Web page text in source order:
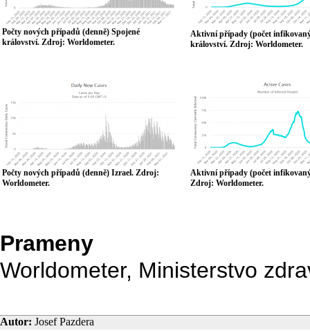
Počty nových případů (denně) Spojené
království. Zdroj: Worldometer.
Aktivní případy (počet
království. Zdroj: Worldometer.
Počty nových případů (denně) Izrael. Zdroj:
Worldometer.
Aktivní případy (počet
Zdroj: Worldometer.
Prameny
Worldometer, Ministerstvo
Autor: Josef Pazdera